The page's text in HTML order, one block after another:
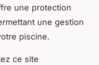
une protection
une gestion
piscine.
ce site